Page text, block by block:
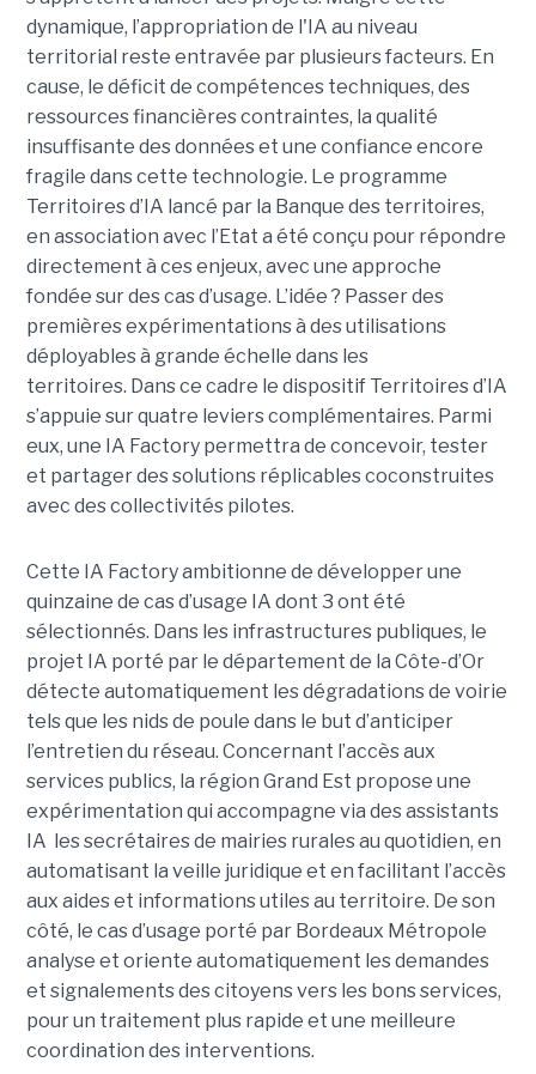
dynamique, l’appropriation de l'IA au niveau
territorial reste entravée par plusieurs facteurs. En
cause, le déficit de compétences techniques, des
ressources financières contraintes, la qualité
insuffisante des données et une confiance encore
fragile dans cette technologie. Le programme
Territoires d’IA lancé par la Banque des territoires,
en association avec l’Etat a été conçu pour répondre
directement à ces enjeux, avec une approche
fondée sur des cas d’usage. L’idée ? Passer des
premières expérimentations à des utilisations
déployables à grande échelle dans les
territoires. Dans ce cadre le dispositif Territoires d’IA
s’appuie sur quatre leviers complémentaires. Parmi
eux, une IA Factory permettra de concevoir, tester
et partager des solutions réplicables coconstruites
avec des collectivités pilotes.
Cette IA Factory ambitionne de développer une
quinzaine de cas d’usage IA dont 3 ont été
sélectionnés. Dans les infrastructures publiques, le
projet IA porté par le département de la Côte-d’Or
détecte automatiquement les dégradations de voirie
tels que les nids de poule dans le but d’anticiper
l’entretien du réseau. Concernant l’accès aux
services publics, la région Grand Est propose une
expérimentation qui accompagne via des assistants
IA les secrétaires de mairies rurales au quotidien, en
automatisant la veille juridique et en facilitant l’accès
aux aides et informations utiles au territoire. De son
côté, le cas d’usage porté par Bordeaux Métropole
analyse et oriente automatiquement les demandes
et signalements des citoyens vers les bons services,
pour un traitement plus rapide et une meilleure
coordination des interventions.